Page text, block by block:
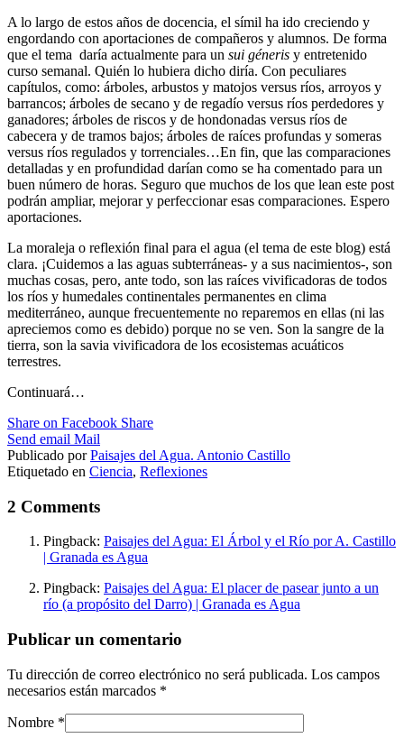
A lo largo de estos años de docencia, el símil ha ido creciendo y
engordando con aportaciones de compañeros y alumnos. De forma
que el tema daría actualmente para un sui géneris y entretenido
curso semanal. Quién lo hubiera dicho diría. Con peculiares
capítulos, como: árboles, arbustos y matojos versus ríos, arroyos y
barrancos; árboles de secano y de regadío versus ríos perdedores y
ganadores; árboles de riscos y de hondonadas versus ríos de
cabecera y de tramos bajos; árboles de raíces profundas y someras
versus ríos regulados y torrenciales…En fin, que las comparaciones
detalladas y en profundidad darían como se ha comentado para un
buen número de horas. Seguro que muchos de los que lean este post
podrán ampliar, mejorar y perfeccionar esas comparaciones. Espero
aportaciones.
La moraleja o reflexión final para el agua (el tema de este blog) está
clara. ¡Cuidemos a las aguas subterráneas- y a sus nacimientos-, son
muchas cosas, pero, ante todo, son las raíces vivificadoras de todos
los ríos y humedales continentales permanentes en clima
mediterráneo, aunque frecuentemente no reparemos en ellas (ni las
apreciemos como es debido) porque no se ven. Son la sangre de la
tierra, son la savia vivificadora de los ecosistemas acuáticos
terrestres.
Continuará…
Share on Facebook Share
Send email Mail
Publicado porPaisajes del Agua. Antonio Castillo
Etiquetado en Ciencia, Reflexiones
2 Comments
Pingback: Paisajes del Agua: El Árbol y el Río por A. Castillo
| Granada es Agua
Pingback: Paisajes del Agua: El placer de pasear junto a un
río (a propósito del Darro) | Granada es Agua
Publicar un comentario
Tu dirección de correo electrónico no será publicada. Los campos
necesarios están marcados *
Nombre *